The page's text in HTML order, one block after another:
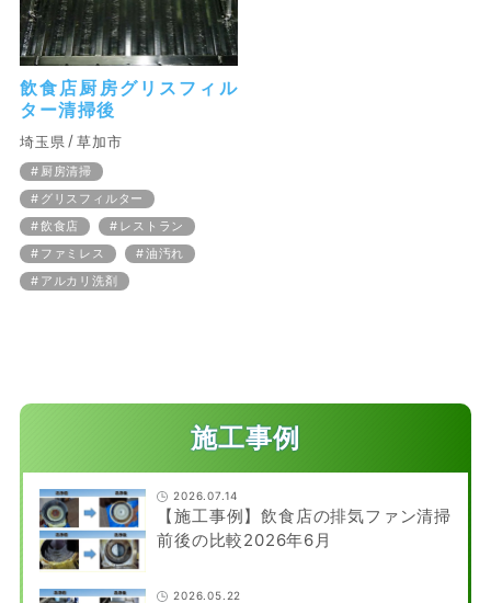
飲食店厨房グリスフィル
ター清掃後
埼玉県 草加市
厨房清掃
グリスフィルター
飲食店
レストラン
ファミレス
油汚れ
アルカリ洗剤
施工事例
2026.07.14
【施工事例】飲食店の排気ファン清掃
前後の比較2026年6月
2026.05.22